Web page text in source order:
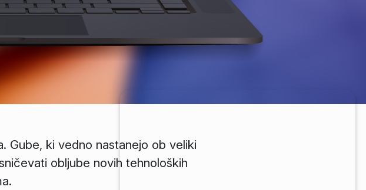
Gube, ki vedno nastanejo ob veliki
obljube novih tehnoloških